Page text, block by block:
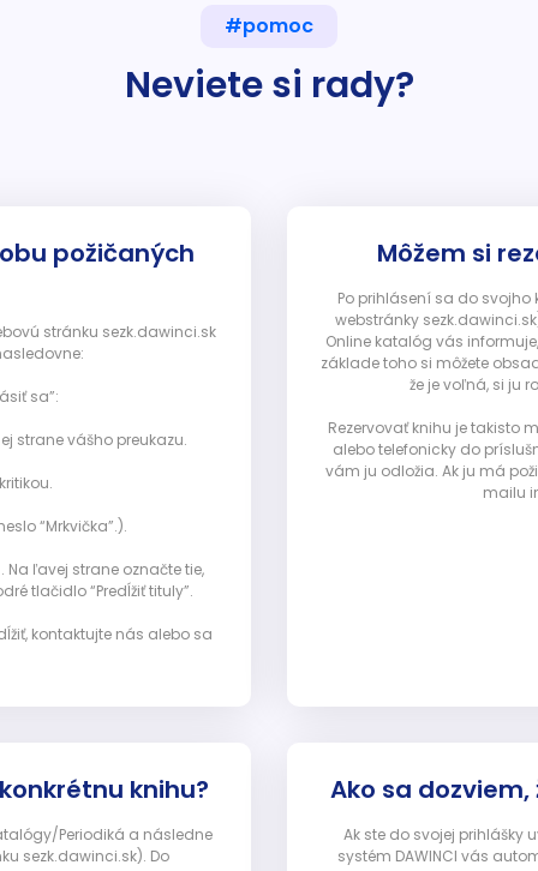
#pomoc
Neviete si rady?
požičaných
stránku sezk.dawinci.sk
sa”:
strane vášho preukazu.
“Mrkvička”.).
ľavej strane označte tie,
tlačidlo “Predĺžiť tituly”.
kontaktujte nás alebo sa
Môžem si
Po prihlásení sa do
webstránky
Online katalóg vás
základe toho si môžete
že je voľná, si ju
Rezervovať knihu je takisto
alebo telefonicky do
vám ju odložia. Ak ju má
mailu
knihu?
Periodiká a následne
sezk.dawinci.sk). Do
Ako sa
Ak ste do svojej prihlášky
systém DAWINCI vás